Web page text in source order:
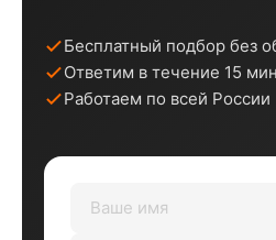
Бесплатный подбор без
Ответим в течение 15
Работаем по всей России